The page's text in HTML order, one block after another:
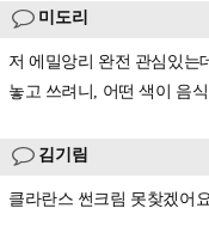
미도리
저 에밀앙리 완전 관심있는
놓고 쓰려니, 어떤 색이 음
김기림
클라란스 썬크림 못찾겠어